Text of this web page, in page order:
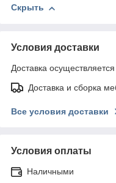
Скрыть
Условия доставки
Доставка
Доставка и сборка
Все условия доставки
Условия оплаты
Наличными